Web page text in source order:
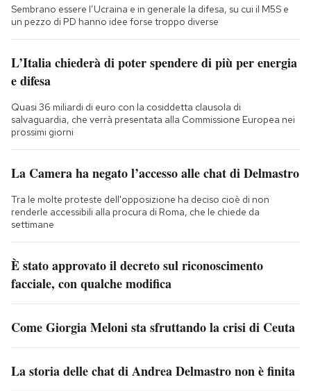
Sembrano essere l’Ucraina e in generale la difesa, su cui il M5S e
un pezzo di PD hanno idee forse troppo diverse
L’Italia chiederà di poter spendere di più per energia
e difesa
Quasi 36 miliardi di euro con la cosiddetta clausola di
salvaguardia, che verrà presentata alla Commissione Europea nei
prossimi giorni
La Camera ha negato l’accesso alle chat di Delmastro
Tra le molte proteste dell'opposizione ha deciso cioè di non
renderle accessibili alla procura di Roma, che le chiede da
settimane
È stato approvato il decreto sul riconoscimento
facciale, con qualche modifica
Come Giorgia Meloni sta sfruttando la crisi di Ceuta
La storia delle chat di Andrea Delmastro non è finita